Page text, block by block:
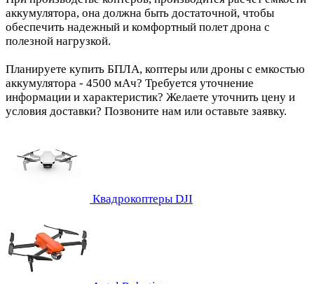
аккумулятора, она должна быть достаточной, чтобы
обеспечить надежный и комфортный полет дрона с
полезной нагрузкой.
Планируете купить БПЛА, коптеры или дроны с емкостью
аккумулятора - 4500 мАч? Требуется уточнение
информации и характеристик? Желаете уточнить цену и
условия доставки? Позвоните нам или оставьте заявку.
Квадрокоптеры DJI